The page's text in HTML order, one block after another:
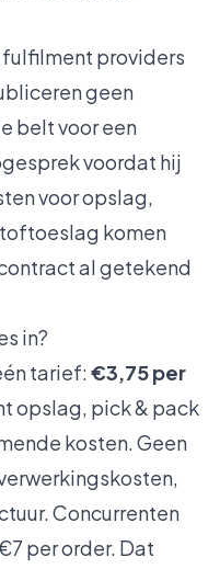
fulfilment providers
geen
belt voor een
voordat hij
voor opslag,
komen
al getekend
in?
tarief:€3,75 per
opslag, pick & pack
kosten. Geen
Concurrenten
per order. Dat